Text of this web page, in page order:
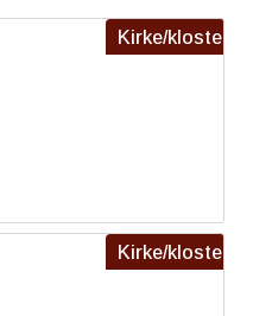
Kirke/kloster
Kirke/kloster